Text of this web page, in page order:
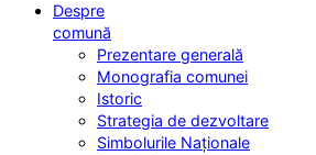
Despre
comună
Prezentare generală
Monografia comunei
Istoric
Strategia de dezvoltare
Simbolurile Naționale